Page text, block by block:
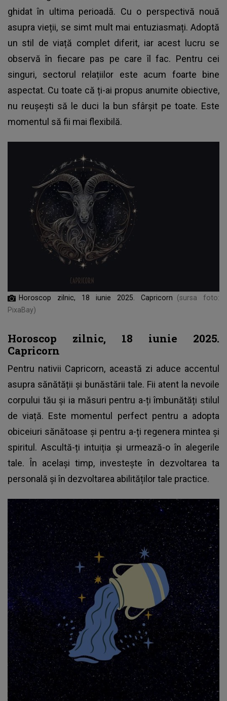
ghidat în ultima perioadă. Cu o perspectivă nouă
asupra vieții, se simt mult mai entuziasmați. Adoptă
un stil de viață complet diferit, iar acest lucru se
observă în fiecare pas pe care îl fac. Pentru cei
singuri, sectorul relațiilor este acum foarte bine
aspectat. Cu toate că ți-ai propus anumite obiective,
nu reușești să le duci la bun sfârșit pe toate. Este
momentul să fii mai flexibilă.
Horoscop zilnic, 18 iunie 2025. Capricorn
(sursa foto:
PixaBay)
Horoscop zilnic, 18 iunie 2025.
Capricorn
Pentru nativii Capricorn, această zi aduce accentul
asupra sănătății și bunăstării tale. Fii atent la nevoile
corpului tău și ia măsuri pentru a-ți îmbunătăți stilul
de viață. Este momentul perfect pentru a adopta
obiceiuri sănătoase și pentru a-ți regenera mintea și
spiritul. Ascultă-ți intuiția și urmează-o în alegerile
tale. În același timp, investește în dezvoltarea ta
personală și în dezvoltarea abilităților tale practice.